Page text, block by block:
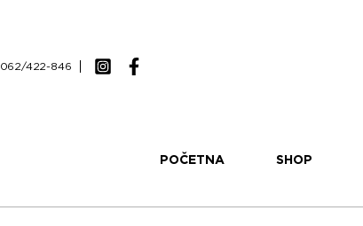
062/422-846
POČETNA SHOP